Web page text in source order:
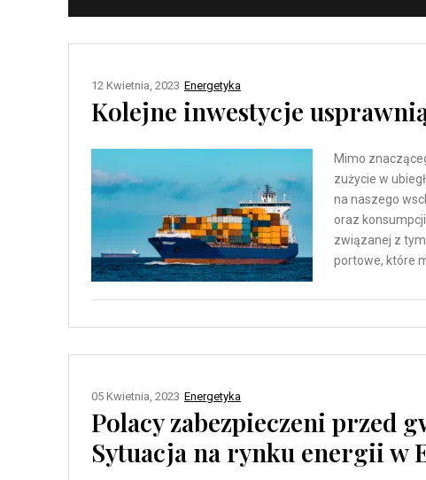
Energetyka
12 Kwietnia, 2023
Kolejne inwestycje
Mimo
zużycie w
na naszego
oraz
związanej z
portowe, które
Energetyka
05 Kwietnia, 2023
Polacy zabezpieczeni przed
Sytuacja na rynku energii w